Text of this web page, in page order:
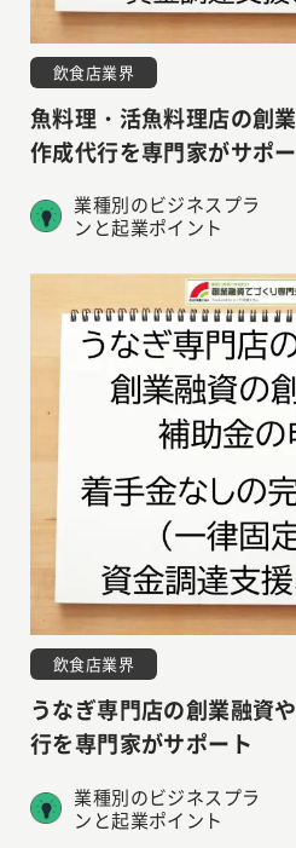
魚料理・活魚料理店の創
作成代行を専門家がサポ
業種別のビジネスプラ
ンと起業ポイント
飲食店業界
うなぎ専門店の創業融資
行を専門家がサポート
業種別のビジネスプラ
ンと起業ポイント
飲食店業界